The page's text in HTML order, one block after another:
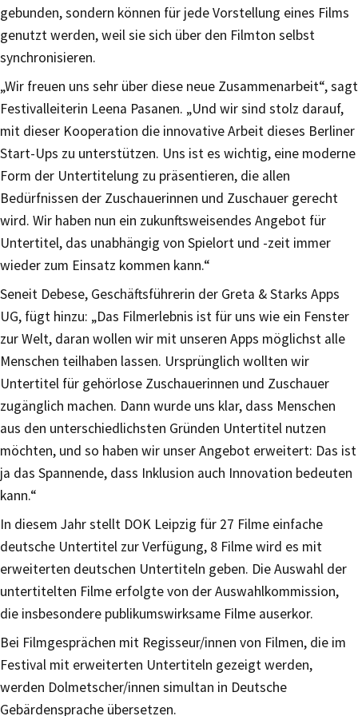
gebunden, sondern können für jede Vorstellung eines Films
genutzt werden, weil sie sich über den Filmton selbst
synchronisieren.
„Wir freuen uns sehr über diese neue Zusammenarbeit“, sagt
Festivalleiterin Leena Pasanen. „Und wir sind stolz darauf,
mit dieser Kooperation die innovative Arbeit dieses Berliner
Start-Ups zu unterstützen. Uns ist es wichtig, eine moderne
Form der Untertitelung zu präsentieren, die allen
Bedürfnissen der Zuschauerinnen und Zuschauer gerecht
wird. Wir haben nun ein zukunftsweisendes Angebot für
Untertitel, das unabhängig von Spielort und -zeit immer
wieder zum Einsatz kommen kann.“
Seneit Debese, Geschäftsführerin der Greta & Starks Apps
UG, fügt hinzu: „Das Filmerlebnis ist für uns wie ein Fenster
zur Welt, daran wollen wir mit unseren Apps möglichst alle
Menschen teilhaben lassen. Ursprünglich wollten wir
Untertitel für gehörlose Zuschauerinnen und Zuschauer
zugänglich machen. Dann wurde uns klar, dass Menschen
aus den unterschiedlichsten Gründen Untertitel nutzen
möchten, und so haben wir unser Angebot erweitert: Das ist
ja das Spannende, dass Inklusion auch Innovation bedeuten
kann.“
In diesem Jahr stellt DOK Leipzig für 27 Filme einfache
deutsche Untertitel zur Verfügung, 8 Filme wird es mit
erweiterten deutschen Untertiteln geben. Die Auswahl der
untertitelten Filme erfolgte von der Auswahlkommission,
die insbesondere publikumswirksame Filme auserkor.
Bei Filmgesprächen mit Regisseur/innen von Filmen, die im
Festival mit erweiterten Untertiteln gezeigt werden,
werden Dolmetscher/innen simultan in Deutsche
Gebärdensprache übersetzen.